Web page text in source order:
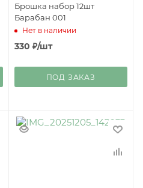
Брошка набор 12шт
Барабан 001
Нет в наличии
330 ₽/шт
ПОД ЗАКАЗ